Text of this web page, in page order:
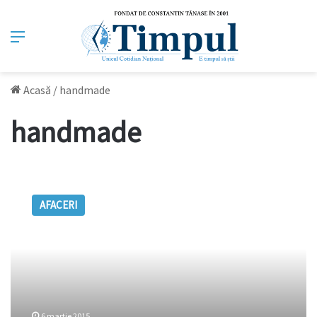
Meniu
Acasă / handmade
handmade
Shoes
AFACERI